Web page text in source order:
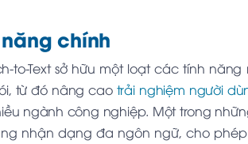
chính
to-Text sở hữu một loạt các tính
từ đó nâng cao trải nghiệm người
ngành công nghiệp. Một trong
nhận dạng đa ngôn ngữ, cho